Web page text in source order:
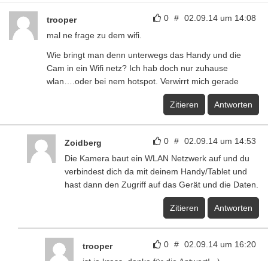
0 # 02.09.14 um 14:08
trooper
mal ne frage zu dem wifi.
Wie bringt man denn unterwegs das Handy und die
Cam in ein Wifi netz? Ich hab doch nur zuhause
wlan….oder bei nem hotspot. Verwirrt mich gerade
Zitieren Antworten
0 # 02.09.14 um 14:53
Zoidberg
Die Kamera baut ein WLAN Netzwerk auf und du
verbindest dich da mit deinem Handy/Tablet und
hast dann den Zugriff auf das Gerät und die Daten.
Zitieren Antworten
0 # 02.09.14 um 16:20
trooper